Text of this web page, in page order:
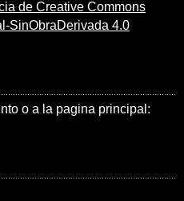
de Creative Commons
SinObraDerivada 4.0
o a la pagina principal: